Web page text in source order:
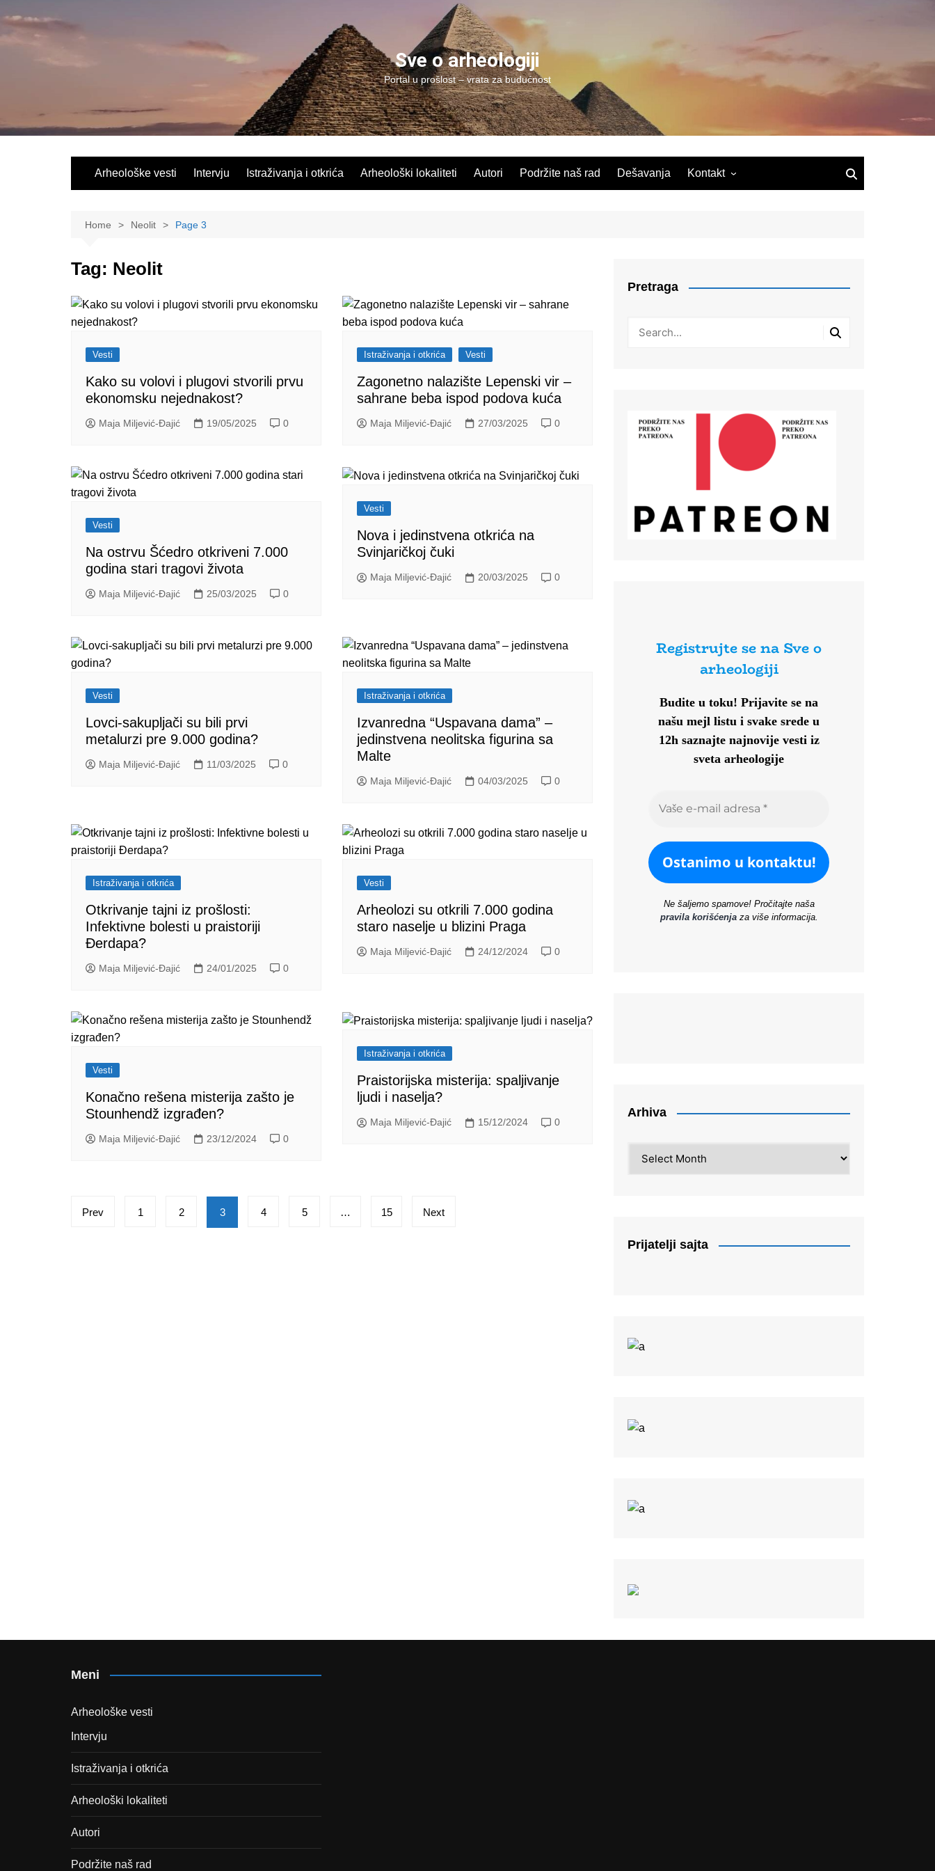
Sve o arheologiji
Portal u prošlost – vrata za budućnost
Arheološke vesti Intervju Istraživanja i otkrića Arheološki lokaliteti Autori Podržite naš rad Dešavanja Kontakt
Home Neolit Page 3
Tag: Neolit
Vesti
Kako su volovi i plugovi stvorili prvu
ekonomsku nejednakost?
Maja Miljević-Đajić 19/05/2025 0
Istraživanja i otkrića Vesti
Zagonetno nalazište Lepenski vir –
sahrane beba ispod podova kuća
Maja Miljević-Đajić 27/03/2025 0
Vesti
Na ostrvu Šćedro otkriveni 7.000
godina stari tragovi života
Maja Miljević-Đajić 25/03/2025 0
Vesti
Nova i jedinstvena otkrića na
Svinjaričkoj čuki
Maja Miljević-Đajić 20/03/2025 0
Vesti
Lovci-sakupljači su bili prvi
metalurzi pre 9.000 godina?
Maja Miljević-Đajić 11/03/2025 0
Istraživanja i otkrića
Izvanredna “Uspavana dama” –
jedinstvena neolitska figurina sa
Malte
Maja Miljević-Đajić 04/03/2025 0
Istraživanja i otkrića
Otkrivanje tajni iz prošlosti:
Infektivne bolesti u praistoriji
Đerdapa?
Maja Miljević-Đajić 24/01/2025 0
Vesti
Arheolozi su otkrili 7.000 godina
staro naselje u blizini Praga
Maja Miljević-Đajić 24/12/2024 0
Vesti
Konačno rešena misterija zašto je
Stounhendž izgrađen?
Maja Miljević-Đajić 23/12/2024 0
Istraživanja i otkrića
Praistorijska misterija: spaljivanje
ljudi i naselja?
Maja Miljević-Đajić 15/12/2024 0
Posts
Prev 1 2 3 4 5 … 15 Next
Pretraga
Registrujte se na Sve o
arheologiji
Budite u toku! Prijavite se na
našu mejl listu i svake srede u
12h saznajte najnovije vesti iz
sveta arheologije
Ne šaljemo spamove! Pročitajte naša
pravila korišćenjaza više informacija.
Arhiva
Prijatelji sajta
Meni
Arheološke vesti
Intervju
Istraživanja i otkrića
Arheološki lokaliteti
Autori
Podržite naš rad